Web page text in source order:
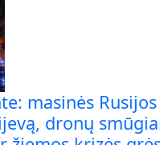
masinės
dronų